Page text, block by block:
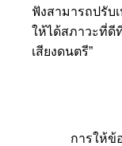
ฟังสามารถปรับ
ให้ได้สภาวะที่ดี
เสียงดนตรี”
การให้ข้